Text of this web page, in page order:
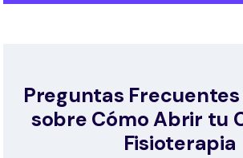
Preguntas
sobre Cómo Abrir tu
Fisioterapia